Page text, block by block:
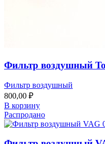
Фильтр воздушный
Фильтр воздушный
800,00 ₽
В корзину
Распродано